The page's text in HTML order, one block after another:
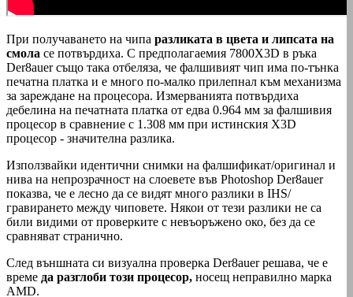
При получаването на чипа разликата в цвета и липсата на
смола се потвърдиха. С предполагаемия 7800X3D в ръка
Der8auer също така отбеляза, че фалшивият чип има по-тънка
печатна платка и е много по-малко прилепнал към механизма
за зареждане на процесора. Измерванията потвърдиха
дебелина на печатната платка от едва 0.964 мм за фалшивия
процесор в сравнение с 1.308 мм при истинския X3D
процесор - значителна разлика.
Използвайки идентични снимки на фалшификат/оригинал и
нива на непрозрачност на слоевете във Рhotoshop Der8auer
показва, че е лесно да се видят много разлики в IHS/
гравирането между чиповете. Някои от тези разлики не са
били видими от проверките с невъоръжено око, без да се
сравняват странично.
След външната си визуална проверка Der8auer решава, че е
време да разглоби този процесор, носещ неправилно марка
AMD.